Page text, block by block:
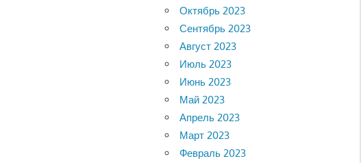
Октябрь 2023
Сентябрь 2023
Август 2023
Июль 2023
Июнь 2023
Май 2023
Апрель 2023
Март 2023
Февраль 2023